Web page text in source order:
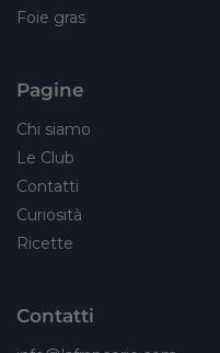
Foie gras
Pagine
Chi siamo
Le Club
Contatti
Curiosità
Ricette
Contatti